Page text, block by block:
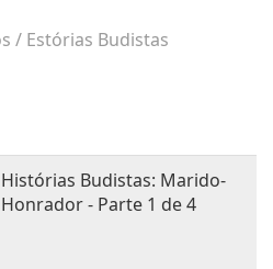
/ Estórias Budistas
Histórias Budistas: Marido-
Honrador - Parte 1 de 4